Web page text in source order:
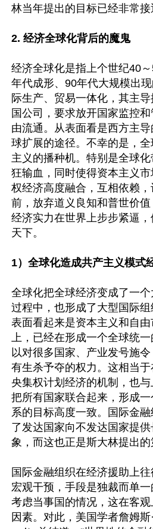
林当年提出的目标已经非常接
2. 经济全球化背后的魔鬼
经济全球化是指上个世纪40
年代成形、90年代大规模出
际生产、贸易一体化，其主
国公司，要求放开国家监控
由流通。从表面看是西方主
球扩展的途径。不幸的是，
主义的播种机。特别是全球
狂输血，同时使得资本主义
权经济高度融合，互相依赖
前，放弃道义良知和普世价
经济实力在世界上步步紧逼
1）全球化造成共产主义模式
全球化把全球经济变成了一
过程中，也形成了大型国际
表面看起来是资本主义和自
上，已经在形成一个全球统
以对很多国家、产业发号施
有生杀予夺的权力。这相当
央集权计划经济的机制，也
把所有国家联合起来，形成
系的目标高度一致。国际金
了发达国家向不发达国家提
象，而这也正是斯大林提出的
国际金融组织在经济援助上
宏观干预，手段是独裁而单
考虑当事国的情况，这在客
因素。对此，美国学者詹姆